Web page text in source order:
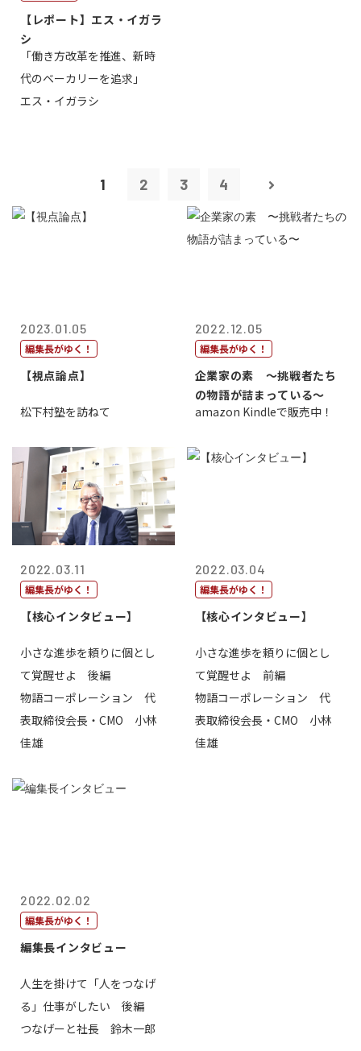
【レポート】エス・イガラ
シ
「働き方改革を推進、新時
代のベーカリーを追求」
エス・イガラシ
1 2 3 4
2023.01.05
編集長がゆく！
【視点論点】
松下村塾を訪ねて
2022.12.05
編集長がゆく！
企業家の素 〜挑戦者たち
の物語が詰まっている〜
amazon Kindleで販売中！
2022.03.11
編集長がゆく！
【核心インタビュー】
小さな進歩を頼りに個とし
て覚醒せよ 後編
物語コーポレーション 代
表取締役会長・CMO 小林
佳雄
2022.03.04
編集長がゆく！
【核心インタビュー】
小さな進歩を頼りに個とし
て覚醒せよ 前編
物語コーポレーション 代
表取締役会長・CMO 小林
佳雄
2022.02.02
編集長がゆく！
編集長インタビュー
人生を掛けて「人をつなげ
る」仕事がしたい 後編
つなげーと社長 鈴木一郎